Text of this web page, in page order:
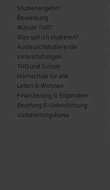
Studienangebot
Bewerbung
Warum THD?
Was soll ich studieren?
Austauschstudierende
Veranstaltungen
THD und Schule
Hochschule für alle
Leben & Wohnen
Finanzierung & Stipendien
Beratung & Unterstützung
Vorbereitungskurse